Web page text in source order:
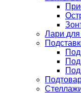
Лари
Под